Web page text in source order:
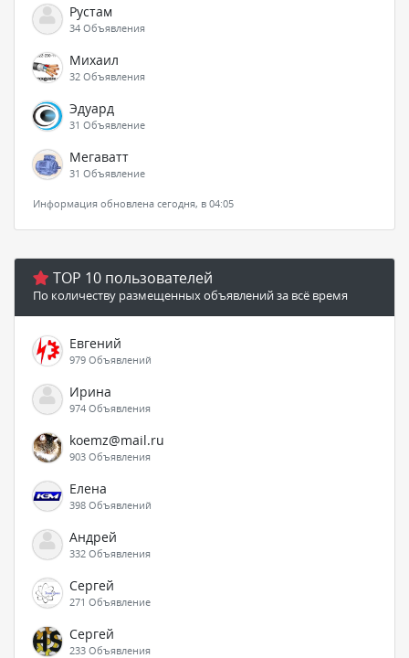
Рустам
34 Объявления
Михаил
32 Объявления
Эдуард
31 Объявление
Мегаватт
31 Объявление
Информация обновлена сегодня, в 04:05
TOP 10 пользователей
По количеству размещенных объявлений за всё время
Евгений
979 Объявлений
Ирина
974 Объявления
koemz@mail.ru
903 Объявления
Елена
398 Объявлений
Андрей
332 Объявления
Сергей
271 Объявление
Сергей
233 Объявления